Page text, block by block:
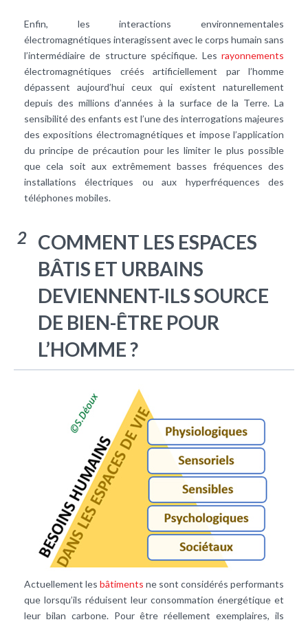
Enfin, les interactions environnementales
électromagnétiques interagissent avec le corps humain sans
l’intermédiaire de structure spécifique. Les rayonnements
électromagnétiques créés artificiellement par l’homme
dépassent aujourd’hui ceux qui existent naturellement
depuis des millions d’années à la surface de la Terre. La
sensibilité des enfants est l’une des interrogations majeures
des expositions électromagnétiques et impose l’application
du principe de précaution pour les limiter le plus possible
que cela soit aux extrêmement basses fréquences des
installations électriques ou aux hyperfréquences des
téléphones mobiles.
2
COMMENT LES ESPACES
BÂTIS ET URBAINS
DEVIENNENT-ILS SOURCE
DE BIEN-ÊTRE POUR
L’HOMME ?
Actuellement les bâtiments ne sont considérés performants
que lorsqu’ils réduisent leur consommation énergétique et
leur bilan carbone. Pour être réellement exemplaires, ils